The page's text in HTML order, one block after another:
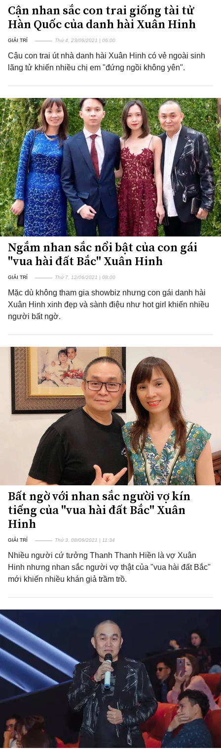
Cận nhan sắc con trai giống tài tử
Hàn Quốc của danh hài Xuân Hinh
GIẢI TRÍ Thứ 4, 23/06/2021 | 06:00
Cậu con trai út nhà danh hài Xuân Hinh có vẻ ngoài sinh
lãng tử khiến nhiều chị em "đứng ngồi không yên".
Ngắm nhan sắc nổi bật của con gái
"vua hài đất Bắc" Xuân Hinh
GIẢI TRÍ Thứ 7, 12/06/2021 | 08:00
Mặc dù không tham gia showbiz nhưng con gái danh hài
Xuân Hinh xinh đẹp và sành điệu như hot girl khiến nhiều
người bất ngờ.
Bất ngờ với nhan sắc người vợ kín
tiếng của "vua hài đất Bắc" Xuân
Hinh
GIẢI TRÍ Thứ 3, 08/06/2021 | 11:34
Nhiều người cứ tưởng Thanh Thanh Hiền là vợ Xuân
Hinh nhưng nhan sắc người vợ thật của "vua hài đất Bắc"
mới khiến nhiều khán giả trầm trồ.